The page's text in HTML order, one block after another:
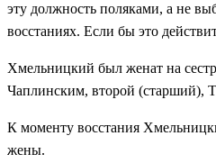
эту должность поляками, а не
восстаниях. Если бы это
Хмельницкий был женат на
Чаплинским, второй (старший),
К моменту восстания
жены.